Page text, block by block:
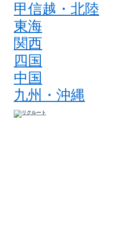
甲信越・北陸
東海
関西
四国
中国
九州・沖縄